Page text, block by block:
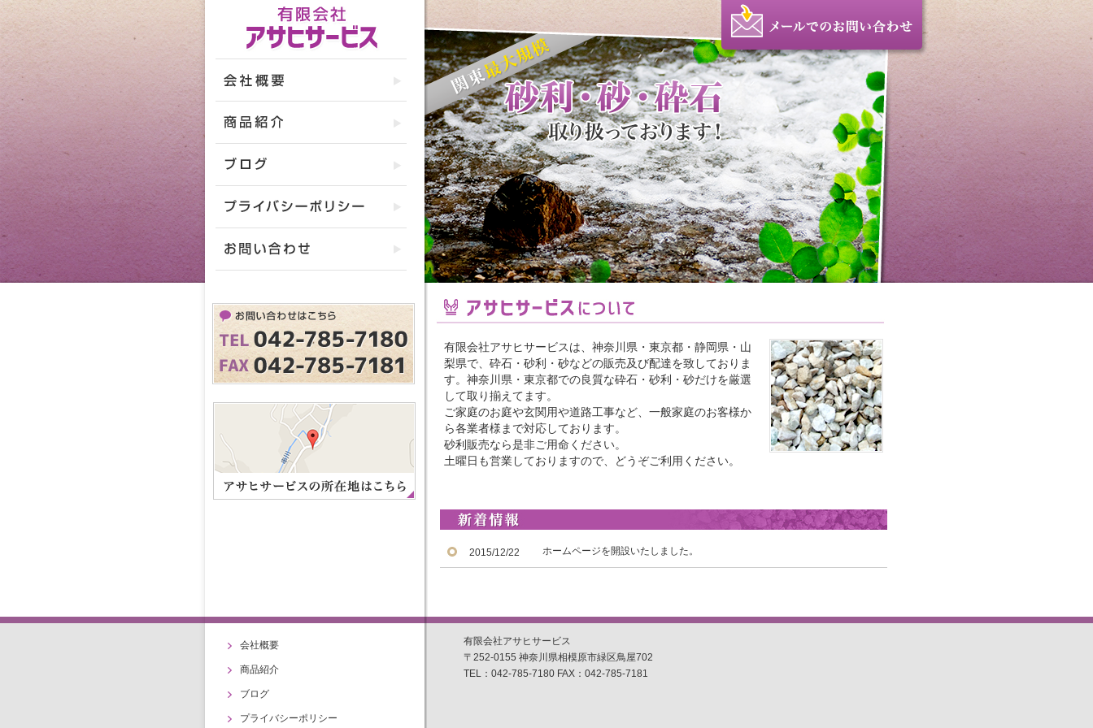
有限会社アサヒサービスは、神奈川県・東京都・静岡県・山
梨県で、砕石・砂利・砂などの販売及び配達を致しておりま
す。神奈川県・東京都での良質な砕石・砂利・砂だけを厳選
して取り揃えてます。
ご家庭のお庭や玄関用や道路工事など、一般家庭のお客様か
ら各業者様まで対応しております。
砂利販売なら是非ご用命ください。
土曜日も営業しておりますので、どうぞご利用ください。
2015/12/22 ホームページを開設いたしました。
会社概要
商品紹介
ブログ
プライバシーポリシー
有限会社アサヒサービス
〒252-0155 神奈川県相模原市緑区鳥屋702
TEL：042-785-7180 FAX：042-785-7181